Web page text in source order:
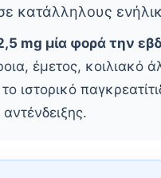
κατάλληλους
mg μία φορά την
έμετος, κοιλιακό
ιστορικό